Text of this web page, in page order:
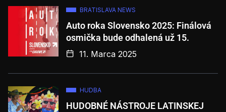
BRATISLAVA NEWS
Auto roka Slovensko 2025: Finálová
osmička bude odhalená už 15.
11. Marca 2025
HUDBA
HUDOBNÉ NÁSTROJE LATINSKEJ